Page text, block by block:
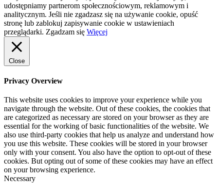
udostępniamy partnerom społecznościowym, reklamowym i
analitycznym. Jeśli nie zgadzasz się na używanie cookie, opuść
stronę lub zablokuj zapisywanie cookie w ustawieniach
przeglądarki. Zgadzam się Więcej
Close
Privacy Overview
This website uses cookies to improve your experience while you
navigate through the website. Out of these cookies, the cookies that
are categorized as necessary are stored on your browser as they are
essential for the working of basic functionalities of the website. We
also use third-party cookies that help us analyze and understand how
you use this website. These cookies will be stored in your browser
only with your consent. You also have the option to opt-out of these
cookies. But opting out of some of these cookies may have an effect
on your browsing experience.
Necessary